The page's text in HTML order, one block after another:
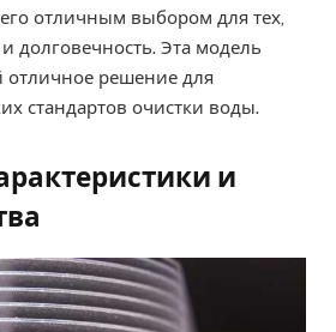
отличным выбором для тех,
долговечность. Эта модель
отличное решение для
стандартов очистки воды.
и